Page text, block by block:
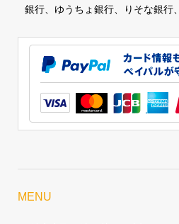
銀行、ゆうちょ銀行、りそな銀行
MENU